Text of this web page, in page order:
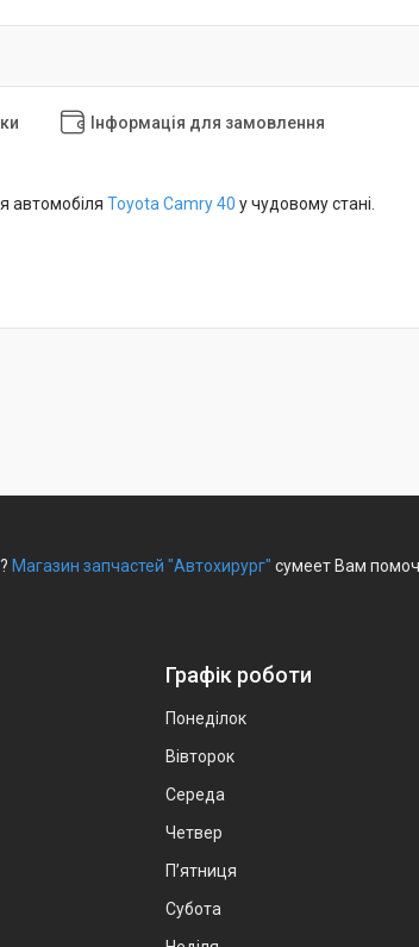
Інформація для замовлення
автомобіля Toyota Camry 40 у чудовому стані.
Магазин запчастей "Автохирург" сумеет Вам
Графік роботи
Понеділок
Вівторок
Середа
Четвер
Пʼятниця
Субота